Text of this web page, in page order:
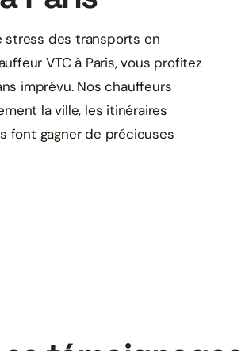
stress des transports en
VTC à Paris, vous profitez
imprévu. Nos chauffeurs
la ville, les itinéraires
font gagner de précieuses